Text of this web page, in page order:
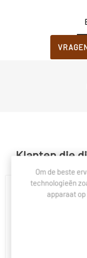
Klanten die
Om de beste
technologieën
apparaat